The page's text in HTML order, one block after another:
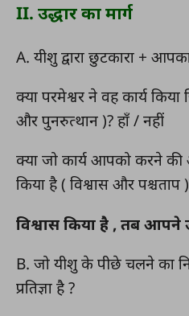
II. उद्धार का मार्ग
A. यीशु द्वारा छुटकारा +
क्या परमेश्वर ने वह कार्य
और पुनरुत्थान )? हाँ / नहीं
क्या जो कार्य आपको करने
किया है ( विश्वास और पश्चताप
विश्वास किया है , तब आपने
B. जो यीशु के पीछे चलने का
प्रतिज्ञा है ?